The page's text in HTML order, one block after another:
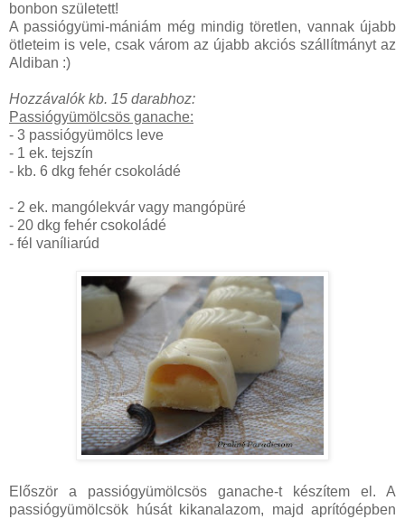
bonbon született!
A passiógyümi-mániám még mindig töretlen, vannak újabb
ötleteim is vele, csak várom az újabb akciós szállítmányt az
Aldiban :)
Hozzávalók kb. 15 darabhoz:
Passiógyümölcsös ganache:
- 3 passiógyümölcs leve
- 1 ek. tejszín
- kb. 6 dkg fehér csokoládé
- 2 ek. mangólekvár vagy mangópüré
- 20 dkg fehér csokoládé
- fél vaníliarúd
Először a passiógyümölcsös ganache-t készítem el. A
passiógyümölcsök húsát kikanalazom, majd aprítógépben